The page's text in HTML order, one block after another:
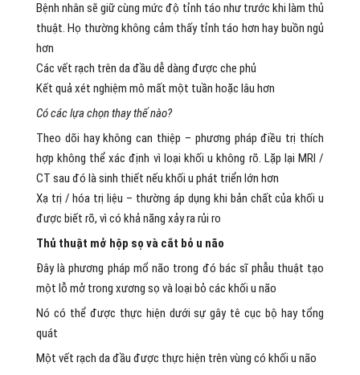
Bệnh nhân sẽ giữ cùng mức độ tỉnh táo như trước khi làm thủ
thuật. Họ thường không cảm thấy tỉnh táo hơn hay buồn ngủ
hơn
Các vết rạch trên da đầu dễ dàng được che phủ
Kết quả xét nghiệm mô mất một tuần hoặc lâu hơn
Có các lựa chọn thay thế nào?
Theo dõi hay không can thiệp – phương pháp điều trị thích
hợp không thể xác định vì loại khối u không rõ. Lặp lại MRI /
CT sau đó là sinh thiết nếu khối u phát triển lớn hơn
Xạ trị / hóa trị liệu – thường áp dụng khi bản chất của khối u
được biết rõ, vì có khả năng xảy ra rủi ro
Thủ thuật mở hộp sọ và cắt bỏ u não
Đây là phương pháp mổ não trong đó bác sĩ phẫu thuật tạo
một lỗ mở trong xương sọ và loại bỏ các khối u não
Nó có thể được thực hiện dưới sự gây tê cục bộ hay tổng
quát
Một vết rạch da đầu được thực hiện trên vùng có khối u não